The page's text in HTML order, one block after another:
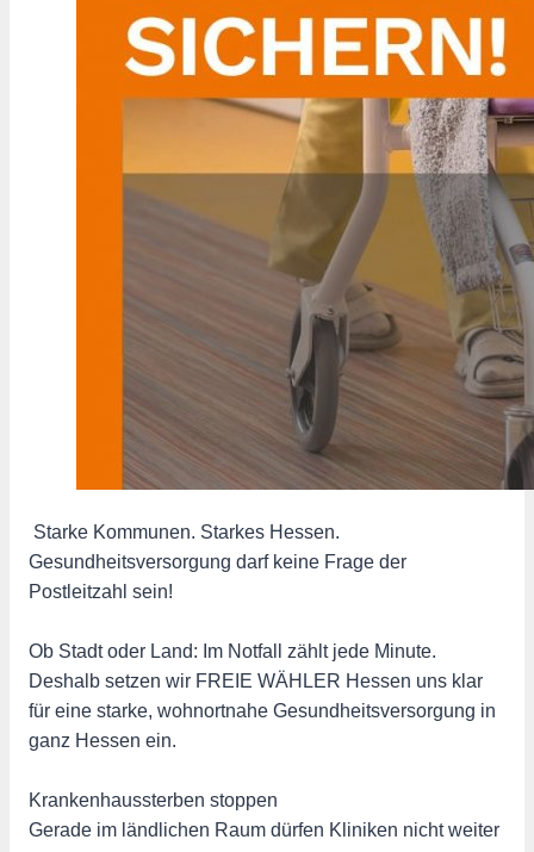
️ Starke Kommunen. Starkes Hessen.
Gesundheitsversorgung darf keine Frage der
Postleitzahl sein!
Ob Stadt oder Land: Im Notfall zählt jede Minute.
Deshalb setzen wir FREIE WÄHLER Hessen uns klar
für eine starke, wohnortnahe Gesundheitsversorgung in
ganz Hessen ein.
Krankenhaussterben stoppen
Gerade im ländlichen Raum dürfen Kliniken nicht weiter